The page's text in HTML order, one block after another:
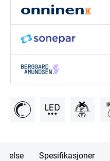
Spesifikasjoner